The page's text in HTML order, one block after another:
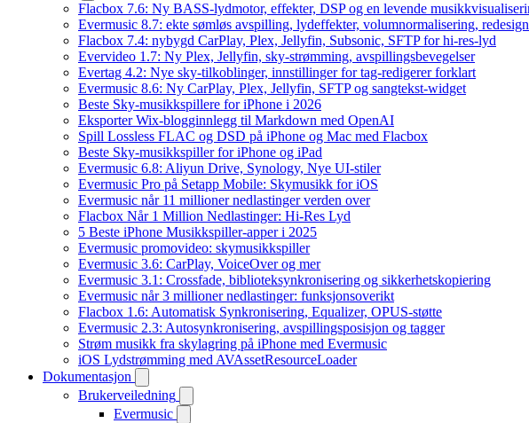
Flacbox 7.6: Ny BASS-lydmotor, effekter, DSP og en levende
Evermusic 8.7: ekte sømløs avspilling, lydeffekter, volumnormalisering,
Flacbox 7.4: nybygd CarPlay, Plex, Jellyfin, Subsonic, SFTP for hi-res-lyd
Evervideo 1.7: Ny Plex, Jellyfin, sky-strømming, avspillingsbevegelser
Evertag 4.2: Nye sky-tilkoblinger, innstillinger for tag-redigerer forklart
Evermusic 8.6: Ny CarPlay, Plex, Jellyfin, SFTP og sangtekst-widget
Beste Sky-musikkspillere for iPhone i 2026
Eksporter Wix-blogginnlegg til Markdown med OpenAI
Spill Lossless FLAC og DSD på iPhone og Mac med Flacbox
Beste Sky-musikkspiller for iPhone og iPad
Evermusic 6.8: Aliyun Drive, Synology, Nye UI-stiler
Evermusic Pro på Setapp Mobile: Skymusikk for iOS
Evermusic når 11 millioner nedlastinger verden over
Flacbox Når 1 Million Nedlastinger: Hi-Res Lyd
5 Beste iPhone Musikkspiller-apper i 2025
Evermusic promovideo: skymusikkspiller
Evermusic 3.6: CarPlay, VoiceOver og mer
Evermusic 3.1: Crossfade, biblioteksynkronisering og sikkerhetskopiering
Evermusic når 3 millioner nedlastinger: funksjonsoverikt
Flacbox 1.6: Automatisk Synkronisering, Equalizer, OPUS-støtte
Evermusic 2.3: Autosynkronisering, avspillingsposisjon og tagger
Strøm musikk fra skylagring på iPhone med Evermusic
iOS Lydstrømming med AVAssetResourceLoader
Dokumentasjon
Brukerveiledning
Evermusic